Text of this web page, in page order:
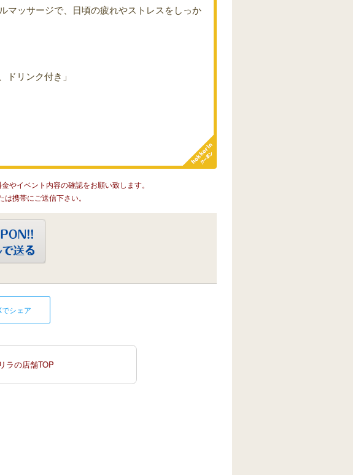
マッサージで、日頃の疲れやストレスをしっか
リンク付き」
やイベント内容の確認をお願い致します。
携帯にご送信下さい。
でシェア
ラの店舗TOP